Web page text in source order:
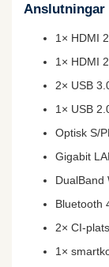
Anslutningar
1× HDMI
1× HDMI
2× USB
1× USB
Optisk S/
Gigabit
DualBand
Bluetooth
2× CI-
1×